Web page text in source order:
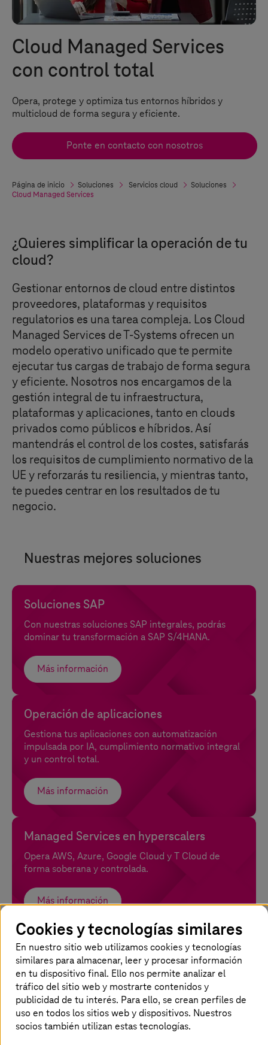
Cloud Managed Services
con control total
Opera, protege y optimiza tus entornos híbridos y
multicloud de forma segura y eficiente.
Ponte en contacto con nosotros
Página de inicio Soluciones Servicios cloud
Soluciones
Cloud Managed Services
¿Quieres simplificar la operación de tu
cloud?
Gestionar entornos de cloud entre distintos
proveedores, plataformas y requisitos
regulatorios es una tarea compleja. Los Cloud
Managed Services deT-Systems ofrecen un
modelo operativo unificado que te permite
ejecutar tus cargas de trabajo de forma segura
y eficiente. Nosotros nos encargamos de la
gestión integral de tu infraestructura,
plataformas y aplicaciones, tanto en clouds
privados como públicos e híbridos. Así
mantendrás el control de los costes, satisfarás
los requisitos de cumplimiento normativo de la
UE y reforzarás tu resiliencia, y mientras tanto,
te puedes centrar en los resultados de tu
negocio.
Nuestras mejores soluciones
Soluciones SAP
Con nuestras soluciones SAP integrales, podrás
dominar tu transformación a SAP S/4HANA.
Más información
Operación de aplicaciones
Gestiona tus aplicaciones con automatización
impulsada por IA, cumplimiento normativo integral
y un control total.
Más información
Managed Services en hyperscalers
Opera AWS, Azure, Google Cloud y T Cloud de
forma soberana y controlada.
Más información
Software as a Service
Opera soluciones SaaS seguras y conformes,
perfectamente integradas y con soberanía digital.
Más información
Cookies y tecnologías similares
En nuestro sitio web utilizamos cookies y tecnologías
similares para almacenar, leer y procesar información
en tu dispositivo final. Ello nos permite analizar el
tráfico del sitio web y mostrarte contenidos y
publicidad de tu interés. Para ello, se crean perfiles de
uso en todos los sitios web y dispositivos. Nuestros
socios también utilizan estas tecnologías.